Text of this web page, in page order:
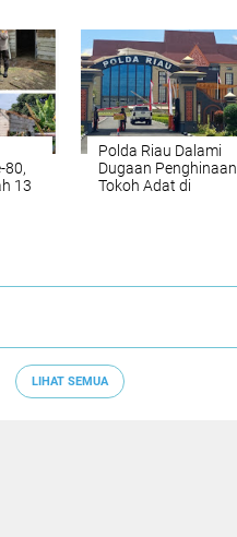
80,
13
Polda Riau Dalami
Dugaan Penghinaan
Tokoh Adat di
LIHAT SEMUA